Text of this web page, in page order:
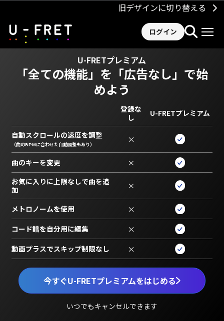
旧デザインに切り替える
ログイン
U-FRETプレミアム
「全ての機能」を 「広告なし」で始
めよう
今すぐU-FRETプレミアムをはじめる
いつでもキャンセルできます
登録な
し
U-FRETプレミアム
自動スクロールの速度を調整
（曲のBPMに合わせた自動調整もあり） ×
曲のキーを変更 ×
お気に入りに上限なしで曲を追
加
×
メトロノームを使用 ×
コード譜を自分用に編集 ×
動画プラスでスキップ制限なし ×